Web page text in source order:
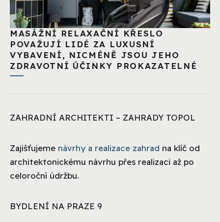
MASÁŽNÍ RELAXAČNÍ KŘESLO
POVAŽUJÍ LIDÉ ZA LUXUSNÍ
VYBAVENÍ, NICMÉNĚ JSOU JEHO
ZDRAVOTNÍ ÚČINKY PROKAZATELNÉ
ZAHRADNÍ ARCHITEKTI – ZAHRADY TOPOL
Zajišťujeme návrhy a realizace zahrad na klíč od
architektonickému návrhu přes realizaci až po
celoroční údržbu.
BYDLENÍ NA PRAZE 9